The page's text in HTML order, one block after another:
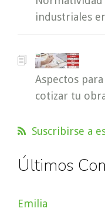
industriales
Aspectos
cotizar tu
Suscribirse a
Últimos
Emilia